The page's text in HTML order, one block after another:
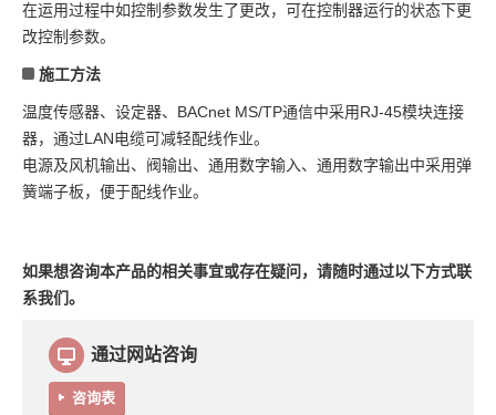
在运用过程中如控制参数发生了更改，可在控制器运行的状态下更
改控制参数。
施工方法
温度传感器、设定器、BACnet MS/TP通信中采用RJ-45模块连接
器，通过LAN电缆可减轻配线作业。
电源及风机输出、阀输出、通用数字输入、通用数字输出中采用弹
簧端子板，便于配线作业。
如果想咨询本产品的相关事宜或存在疑问，请随时通过以下方式联
系我们。
通过网站咨询
咨询表